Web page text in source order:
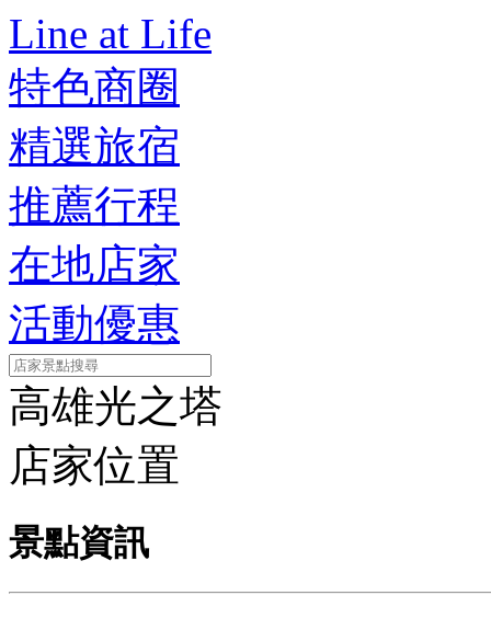
Line at Life
特色商圈
精選旅宿
推薦行程
在地店家
活動優惠
高雄光之塔
店家位置
景點資訊